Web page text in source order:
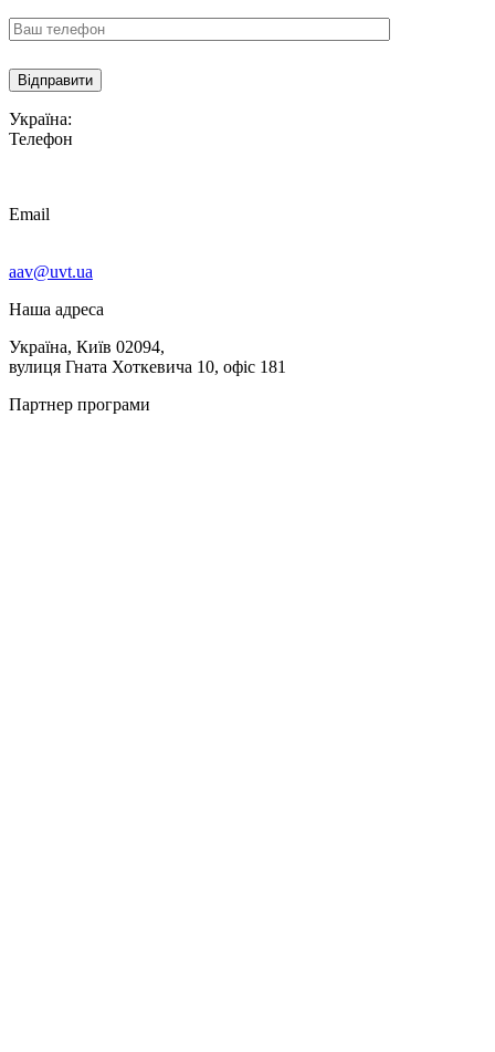
Україна:
Телефон
Email
aav@uvt.ua
Наша адреса
Україна, Київ 02094,
вулиця Гната Хоткевича 10, офіс 181
Партнер програми